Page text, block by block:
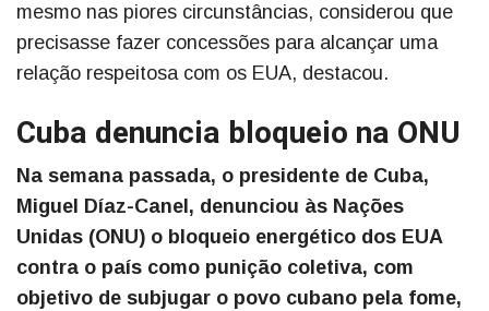
mesmo nas piores circunstâncias, considerou que
precisasse fazer concessões para alcançar uma
relação respeitosa com os EUA, destacou.
Cuba denuncia bloqueio na ONU
Na semana passada, o presidente de Cuba,
Miguel Díaz-Canel, denunciou às Nações
Unidas (ONU) o bloqueio energético dos EUA
contra o país como punição coletiva, com
objetivo de subjugar o povo cubano pela fome,